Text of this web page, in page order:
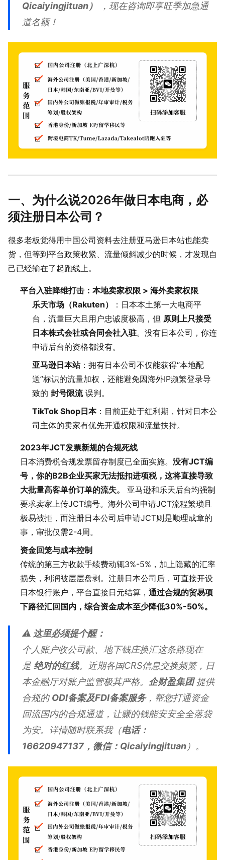
Qicaiyingjituan）
，现在咨询即享旺季加急通
道名额！
一、为什么说2026年做日本电商，必
须注册日本公司？
很多老板觉得用中国公司资料去注册亚马逊日本站也能卖
货，但等到平台政策收紧、流量倾斜减少的时候，才发现自
己已经输在了起跑线上。
平台入驻降维打击：本地卖家权限 > 海外卖家权限
乐天市场（Rakuten）
：日本本土第一大电商平
台，流量巨大且用户忠诚度极高，但 原则上只接受
日本株式会社或合同会社入驻。没有日本公司，你连
申请后台的资格都没有。
亚马逊日本站：拥有日本公司不仅能获得“本地配
送”标识的流量加权，还能避免因海外IP频繁登录导
致的 封号限流误判。
TikTok Shop日本：目前正处于红利期，针对日本公
司主体的卖家有优先开通权限和流量扶持。
2023年JCT发票新规的合规死线
日本消费税合规发票留存制度已全面实施。 没有JCT编
号，你的B2B企业买家无法抵扣进项税，这将直接导致
大批量高客单价订单的流失。
亚马逊和乐天后台均强制
要求卖家上传JCT编号。海外公司申请JCT流程繁琐且
极易被拒，而注册日本公司后申请JCT则是顺理成章的
事，审批仅需2-4周。
资金回笼与成本控制
传统的第三方收款手续费动辄3%-5%，加上隐藏的汇率
损失，利润被层层盘剥。注册日本公司后，可直接开设
日本银行账户，平台直接日元结算， 通过合规的贸易项
下路径汇回国内，综合资金成本至少降低30%-50%。
⚠️ 这里必须提个醒：
个人账户收公司款、地下钱庄换汇这条路现在
是 绝对的红线。近期各国CRS信息交换频繁，日
本金融厅对账户监管极其严格。 企财盈集团提供
合规的 ODI备案及FDI备案服务，帮您打通资金
回流国内的合规通道，让赚的钱能安安全全落袋
为安。详情随时联系我（电话：
16620947137，微信：Qicaiyingjituan）。